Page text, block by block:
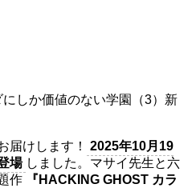
しか価値のない学園（3）新
届けします！
2025年10月19
場 しました。マサイ先生と六
作
『HACKING GHOST カラ